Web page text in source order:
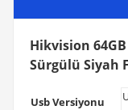
Hikvision 64GB
Sürgülü Siyah
Usb Versiyonu